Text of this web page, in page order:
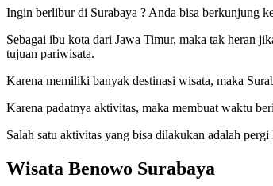
Ingin berlibur di Surabaya ? Anda bisa berkunjung
Sebagai ibu kota dari Jawa Timur, maka tak heran
tujuan pariwisata.
Karena memiliki banyak destinasi wisata, maka
Karena padatnya aktivitas, maka membuat waktu
Salah satu aktivitas yang bisa dilakukan adalah
Wisata Benowo Surabaya